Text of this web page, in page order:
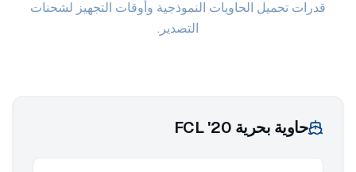
قدرات تحميل الحاويات النموذجية وأوقات التجهيز لشحنات
التصدير.
حاوية بحرية 20' FCL